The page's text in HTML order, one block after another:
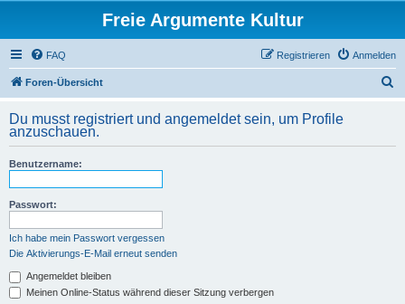
Freie Argumente Kultur
FAQ Anmelden
Registrieren
Foren-Übersicht
h
Du musst registriert und angemeldet sein, um Profile
anzuschauen.
Benutzername:
Passwort:
Ich habe mein Passwort vergessen
Die Aktivierungs-E-Mail erneut senden
Angemeldet bleiben
Meinen Online-Status während dieser Sitzung verbergen